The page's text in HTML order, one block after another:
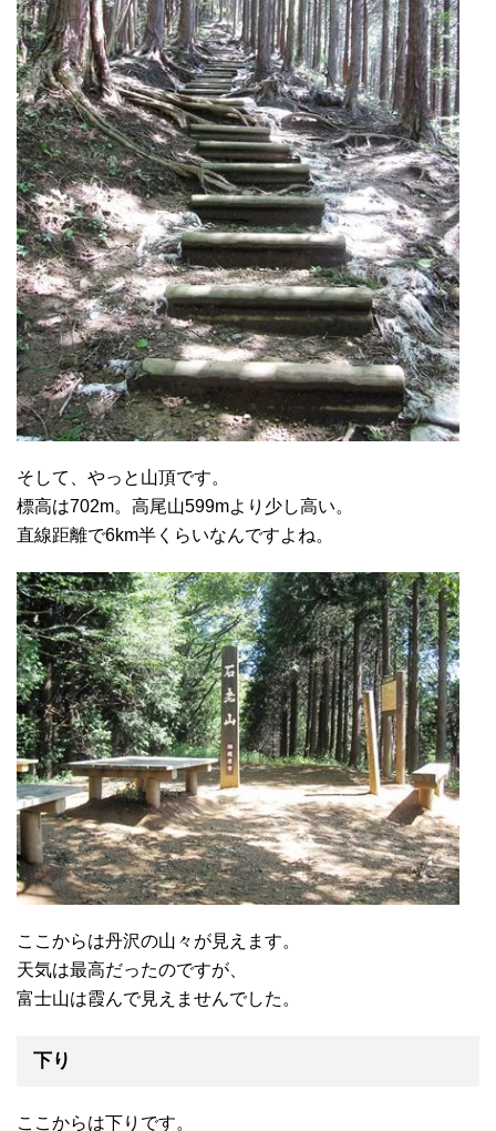
そして、やっと山頂です。
標高は702m。高尾山599mより少し高い。
直線距離で6km半くらいなんですよね。
ここからは丹沢の山々が見えます。
天気は最高だったのですが、
富士山は霞んで見えませんでした。
下り
ここからは下りです。